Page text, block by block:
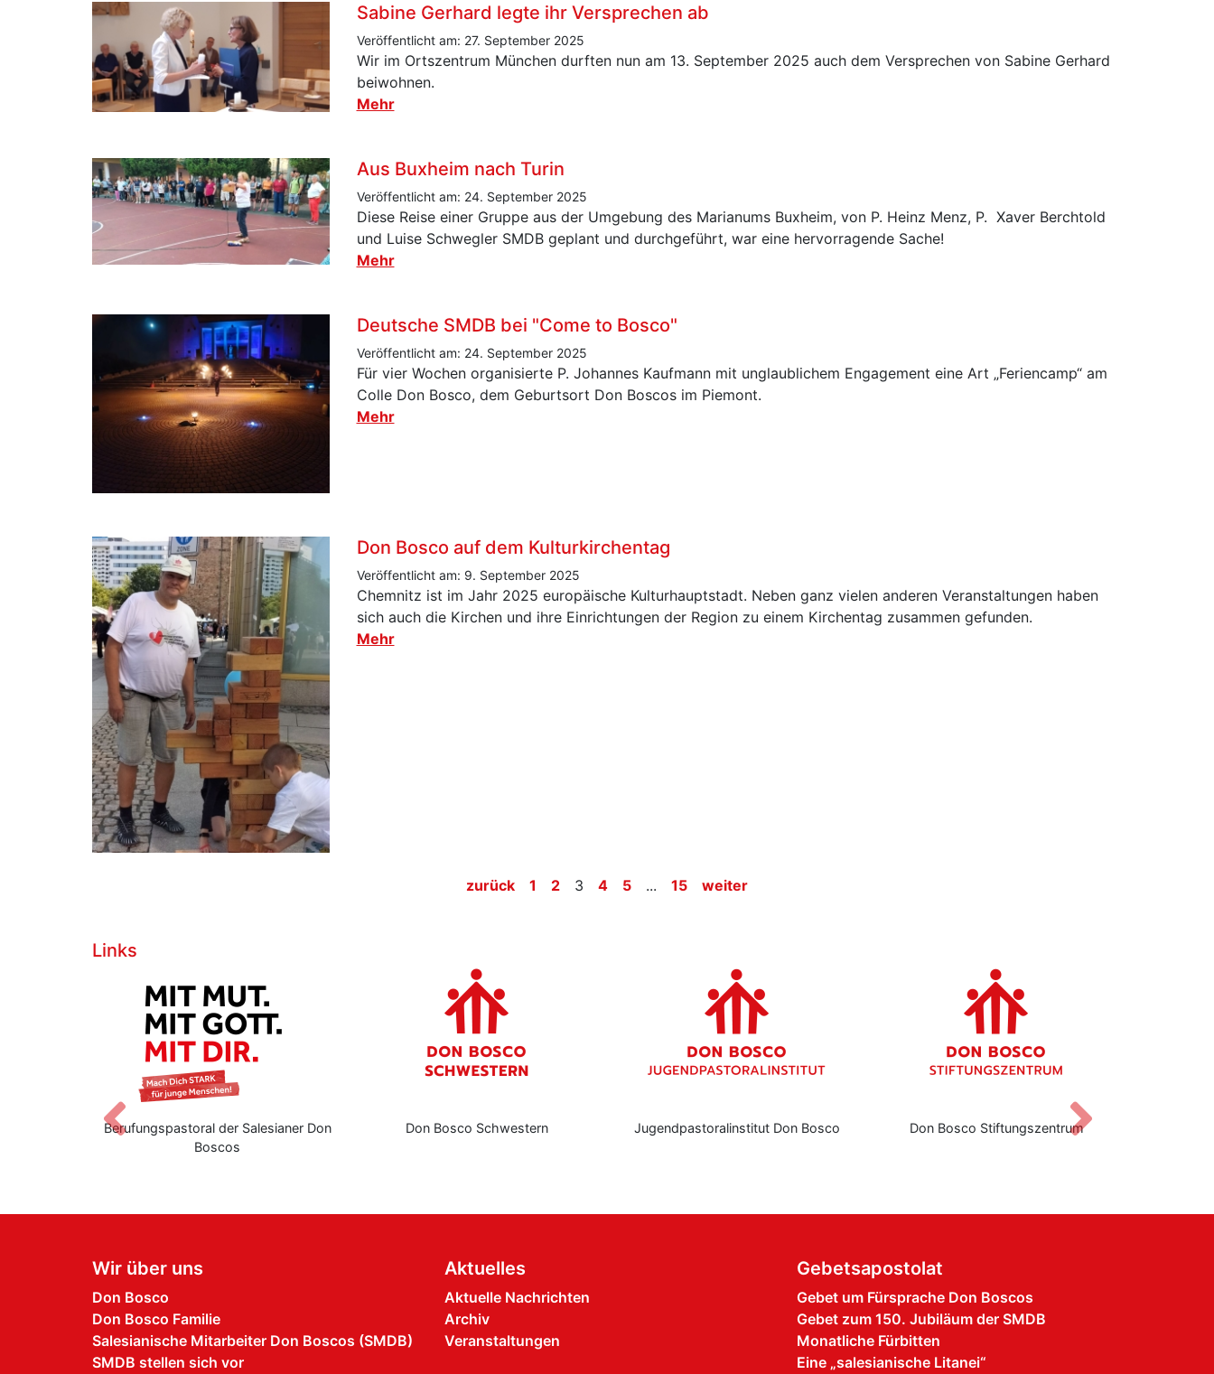
Sabine Gerhard legte ihr Versprechen ab
Veröffentlicht am: 27. September 2025
Wir im Ortszentrum München durften nun am 13. September 2025 auch dem Versprechen von Sabine Gerhard
beiwohnen.
Mehr
Aus Buxheim nach Turin
Veröffentlicht am: 24. September 2025
Diese Reise einer Gruppe aus der Umgebung des Marianums Buxheim, von P. Heinz Menz, P. Xaver Berchtold
und Luise Schwegler SMDB geplant und durchgeführt, war eine hervorragende Sache!
Mehr
Deutsche SMDB bei "Come to Bosco"
Veröffentlicht am: 24. September 2025
Für vier Wochen organisierte P. Johannes Kaufmann mit unglaublichem Engagement eine Art „Feriencamp“ am
Colle Don Bosco, dem Geburtsort Don Boscos im Piemont.
Mehr
Don Bosco auf dem Kulturkirchentag
Veröffentlicht am: 9. September 2025
Chemnitz ist im Jahr 2025 europäische Kulturhauptstadt. Neben ganz vielen anderen Veranstaltungen haben
sich auch die Kirchen und ihre Einrichtungen der Region zu einem Kirchentag zusammen gefunden.
Mehr
zurück 1 2 3 4 5 ... 15 weiter
Links
der Salesianer Don
Don Bosco Schwestern Jugendpastoralinstitut Don Bosco Don Bosco Stiftungszentrum Institut für Salesianische
Zurück
Wir über uns
Don Bosco
Don Bosco Familie
Salesianische Mitarbeiter Don Boscos (SMDB)
SMDB stellen sich vor
Aktuelles
Aktuelle Nachrichten
Archiv
Veranstaltungen
Gebetsapostolat
Gebet um Fürsprache Don Boscos
Gebet zum 150. Jubiläum der SMDB
Monatliche Fürbitten
Eine „salesianische Litanei“